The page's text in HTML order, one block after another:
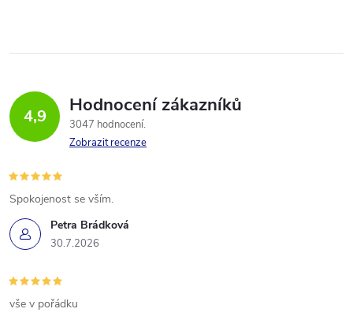
4,9 Hodnocení zákazníků
3047 hodnocení
Zobrazit recenze
Petra Brádková
30.7.2026
Spokojenost se vším.
vše v pořádku